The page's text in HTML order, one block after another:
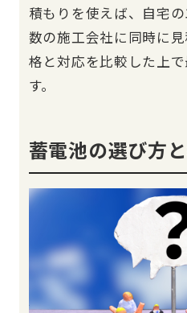
積もりを使えば、自宅
数の施工会社に同時に
格と対応を比較した上
す。
蓄電池の選び方